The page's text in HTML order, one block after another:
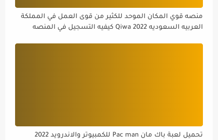
منصه قوي المكان الموحد للكثير من قوى العمل في المملكة
العربيه السعوديه Qiwa 2022 كيفيه التسجيل في المنصه
تحميل لعبة باك مان Pac man للكمبيوتر والاندرويد 2022